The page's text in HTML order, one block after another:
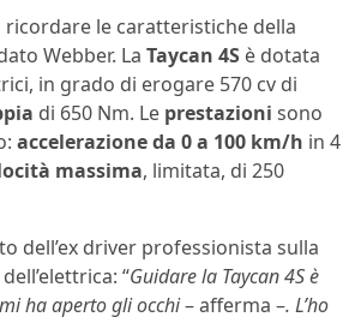
ricordare le caratteristiche della
Webber. La Taycan 4S è dotata
in grado di erogare 570 cv di
di 650 Nm. Le prestazioni sono
accelerazione da 0 a 100 km/h in 4
massima, limitata, di 250
dell’ex driver professionista sulla
“Guidare la Taycan 4S è
ha aperto gli occhi– afferma –. L’ho